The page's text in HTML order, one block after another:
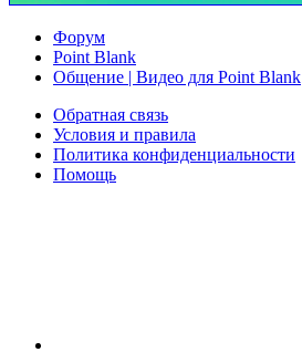
Форум
Point Blank
Общение | Видео для Point Blank
Обратная связь
Условия и правила
Политика конфиденциальности
Помощь